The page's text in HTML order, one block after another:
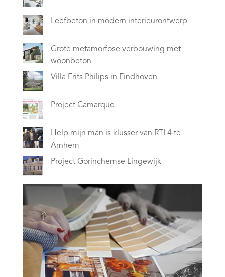
Leefbeton in modern interieurontwerp
Grote metamorfose verbouwing met
woonbeton
Villa Frits Philips in Eindhoven
Project Camarque
Help mijn man is klusser van RTL4 te
Arnhem
Project Gorinchemse Lingewijk